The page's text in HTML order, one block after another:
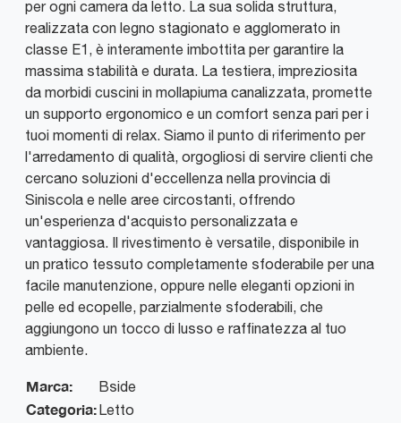
per ogni camera da letto. La sua solida struttura,
realizzata con legno stagionato e agglomerato in
classe E1, è interamente imbottita per garantire la
massima stabilità e durata. La testiera, impreziosita
da morbidi cuscini in mollapiuma canalizzata, promette
un supporto ergonomico e un comfort senza pari per i
tuoi momenti di relax. Siamo il punto di riferimento per
l'arredamento di qualità, orgogliosi di servire clienti che
cercano soluzioni d'eccellenza nella provincia di
Siniscola e nelle aree circostanti, offrendo
un'esperienza d'acquisto personalizzata e
vantaggiosa. Il rivestimento è versatile, disponibile in
un pratico tessuto completamente sfoderabile per una
facile manutenzione, oppure nelle eleganti opzioni in
pelle ed ecopelle, parzialmente sfoderabili, che
aggiungono un tocco di lusso e raffinatezza al tuo
ambiente.
Marca: Bside
Categoria:Letto